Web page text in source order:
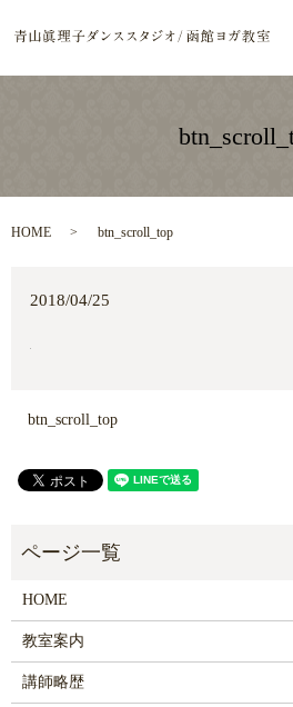
HOME btn_scroll_top
2018/04/25
btn_scroll_top
HOME
教室案内
講師略歴